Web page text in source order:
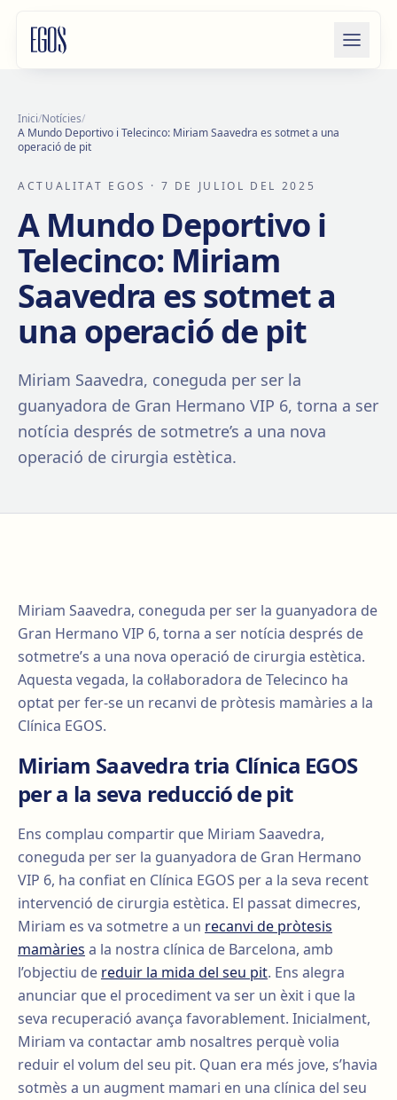
Inici/Notícies/
A Mundo Deportivo i Telecinco: Miriam Saavedra es sotmet a una
operació de pit
ACTUALITAT EGOS · 7 DE JULIOL DEL 2025
A Mundo Deportivo i
Telecinco: Miriam
Saavedra es sotmet a
una operació de pit
Miriam Saavedra, coneguda per ser la
guanyadora de Gran Hermano VIP 6, torna a ser
notícia després de sotmetre’s a una nova
operació de cirurgia estètica.
Miriam Saavedra, coneguda per ser la guanyadora de
Gran Hermano VIP 6, torna a ser notícia després de
sotmetre’s a una nova operació de cirurgia estètica.
Aquesta vegada, la col·laboradora de Telecinco ha
optat per fer-se un recanvi de pròtesis mamàries a la
Clínica EGOS.
Miriam Saavedra tria Clínica EGOS
per a la seva reducció de pit
Ens complau compartir que Miriam Saavedra,
coneguda per ser la guanyadora de Gran Hermano
VIP 6, ha confiat en Clínica EGOS per a la seva recent
intervenció de cirurgia estètica. El passat dimecres,
Miriam es va sotmetre a un recanvi de pròtesis
mamàries a la nostra clínica de Barcelona, amb
l’objectiu de reduir la mida del seu pit. Ens alegra
anunciar que el procediment va ser un èxit i que la
seva recuperació avança favorablement. Inicialment,
Miriam va contactar amb nosaltres perquè volia
reduir el volum del seu pit. Quan era més jove, s’havia
sotmès a un augment mamari en una clínica del seu